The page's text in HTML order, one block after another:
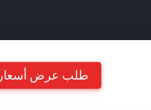
طلب عرض أسعار